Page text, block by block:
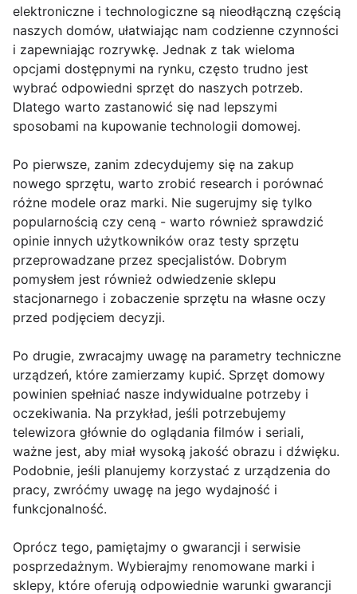
elektroniczne i technologiczne są nieodłączną częścią
naszych domów, ułatwiając nam codzienne czynności
i zapewniając rozrywkę. Jednak z tak wieloma
opcjami dostępnymi na rynku, często trudno jest
wybrać odpowiedni sprzęt do naszych potrzeb.
Dlatego warto zastanowić się nad lepszymi
sposobami na kupowanie technologii domowej.
Po pierwsze, zanim zdecydujemy się na zakup
nowego sprzętu, warto zrobić research i porównać
różne modele oraz marki. Nie sugerujmy się tylko
popularnością czy ceną - warto również sprawdzić
opinie innych użytkowników oraz testy sprzętu
przeprowadzane przez specjalistów. Dobrym
pomysłem jest również odwiedzenie sklepu
stacjonarnego i zobaczenie sprzętu na własne oczy
przed podjęciem decyzji.
Po drugie, zwracajmy uwagę na parametry techniczne
urządzeń, które zamierzamy kupić. Sprzęt domowy
powinien spełniać nasze indywidualne potrzeby i
oczekiwania. Na przykład, jeśli potrzebujemy
telewizora głównie do oglądania filmów i seriali,
ważne jest, aby miał wysoką jakość obrazu i dźwięku.
Podobnie, jeśli planujemy korzystać z urządzenia do
pracy, zwróćmy uwagę na jego wydajność i
funkcjonalność.
Oprócz tego, pamiętajmy o gwarancji i serwisie
posprzedażnym. Wybierajmy renomowane marki i
sklepy, które oferują odpowiednie warunki gwarancji